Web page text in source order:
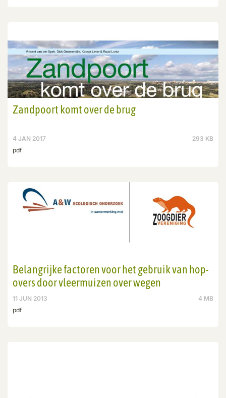
Zandpoort komt over de brug
4 JAN 2017
293 KB
pdf
Belangrijke factoren voor het gebruik van hop-
overs door vleermuizen over wegen
11 JUN 2013
4 MB
pdf